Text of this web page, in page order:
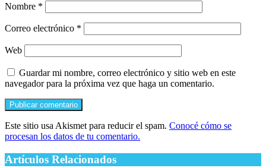
Nombre *
Correo electrónico *
Web
Guardar mi nombre, correo electrónico y sitio web en este
navegador para la próxima vez que haga un comentario.
Este sitio usa Akismet para reducir el spam. Conocé cómo se
procesan los datos de tu comentario.
Artículos Relacionados